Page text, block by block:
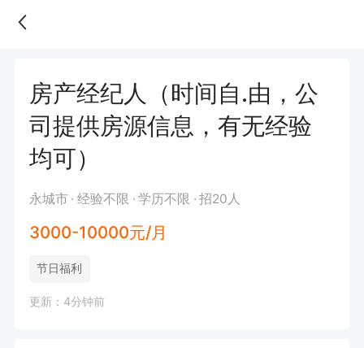
房产经纪人（时间自.由，公
司提供房源信息，有无经验
均可）
永城市 经验不限 学历不限 招20人
3000-10000元/月
节日福利
更新：4分钟前